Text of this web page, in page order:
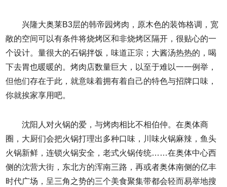
兴隆大奥莱B3层的韩帝园烤肉，原木色的装饰格调，宽
敞的空间可以有条件将烧烤区和非烧烤区隔开，很贴心的一
个设计。量很大的石锅拌饭，味道正宗；大酱汤热热的，喝
下去胃也暖暖的。烤肉店数量巨大，以至于难以一一例举，
但他们存在于此，就意味着拥有着自己的特色与招牌口味，
你就挨家享用吧。
沈阳人对火锅的爱，与烤肉相比不相伯仲。在奥体商
圈，大厨们会把火锅打理出多种口味，川味火锅麻辣，鱼头
火锅新鲜，连锁火锅安全，老式火锅传统……在奥体中心西
侧的沈营大街，东北方的浑南三路，再或者奥体南侧的亿丰
时代广场，呈三角之势的三个美食聚集带都会轻而易举地搜